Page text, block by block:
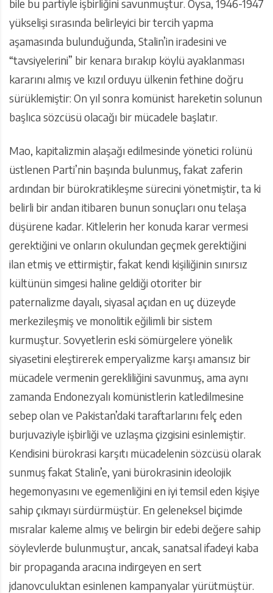
bile bu partiyle işbirliğini savunmuştur. Oysa, 1946-1947
yükselişi sırasında belirleyici bir tercih yapma
aşamasında bulunduğunda, Stalin’in iradesini ve
“tavsiyelerini” bir kenara bırakıp köylü ayaklanması
kararını almış ve kızıl orduyu ülkenin fethine doğru
sürüklemiştir: On yıl sonra komünist hareketin solunun
başlıca sözcüsü olacağı bir mücadele başlatır.
Mao, kapitalizmin alaşağı edilmesinde yönetici rolünü
üstlenen Parti’nin başında bulunmuş, fakat zaferin
ardından bir bürokratikleşme sürecini yönetmiştir, ta ki
belirli bir andan itibaren bunun sonuçları onu telaşa
düşürene kadar. Kitlelerin her konuda karar vermesi
gerektiğini ve onların okulundan geçmek gerektiğini
ilan etmiş ve ettirmiştir, fakat kendi kişiliğinin sınırsız
kültünün simgesi haline geldiği otoriter bir
paternalizme dayalı, siyasal açıdan en uç düzeyde
merkezileşmiş ve monolitik eğilimli bir sistem
kurmuştur. Sovyetlerin eski sömürgelere yönelik
siyasetini eleştirerek emperyalizme karşı amansız bir
mücadele vermenin gerekliliğini savunmuş, ama aynı
zamanda Endonezyalı komünistlerin katledilmesine
sebep olan ve Pakistan’daki taraftarlarını felç eden
burjuvaziyle işbirliği ve uzlaşma çizgisini esinlemiştir.
Kendisini bürokrasi karşıtı mücadelenin sözcüsü olarak
sunmuş fakat Stalin’e, yani bürokrasinin ideolojik
hegemonyasını ve egemenliğini en iyi temsil eden kişiye
sahip çıkmayı sürdürmüştür. En geleneksel biçimde
mısralar kaleme almış ve belirgin bir edebi değere sahip
söylevlerde bulunmuştur, ancak, sanatsal ifadeyi kaba
bir propaganda aracına indirgeyen en sert
jdanovculuktan esinlenen kampanyalar yürütmüştür.